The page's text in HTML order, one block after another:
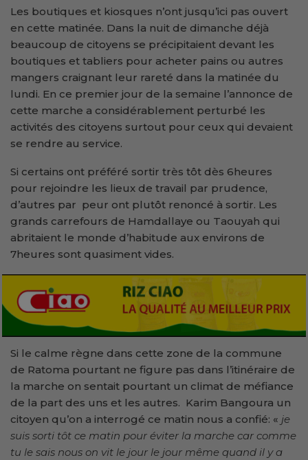
Les boutiques et kiosques n’ont jusqu’ici pas ouvert
en cette matinée. Dans la nuit de dimanche déjà
beaucoup de citoyens se précipitaient devant les
boutiques et tabliers pour acheter pains ou autres
mangers craignant leur rareté dans la matinée du
lundi. En ce premier jour de la semaine l’annonce de
cette marche a considérablement perturbé les
activités des citoyens surtout pour ceux qui devaient
se rendre au service.
Si certains ont préféré sortir très tôt dès 6heures
pour rejoindre les lieux de travail par prudence,
d’autres par peur ont plutôt renoncé à sortir. Les
grands carrefours de Hamdallaye ou Taouyah qui
abritaient le monde d’habitude aux environs de
7heures sont quasiment vides.
Si le calme règne dans cette zone de la commune
de Ratoma pourtant ne figure pas dans l’itinéraire de
la marche on sentait pourtant un climat de méfiance
de la part des uns et les autres. Karim Bangoura un
citoyen qu’on a interrogé ce matin nous a confié: « je
suis sorti tôt ce matin pour éviter la marche car comme
tu le sais nous on vit le jour le jour même quand il y a